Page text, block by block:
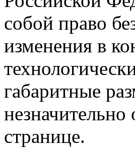
собой право
изменения в
габаритные
незначительно
странице.